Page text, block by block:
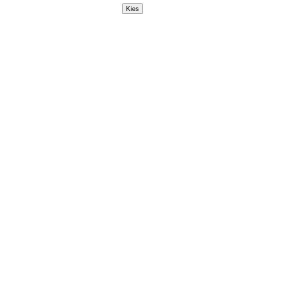
Kies